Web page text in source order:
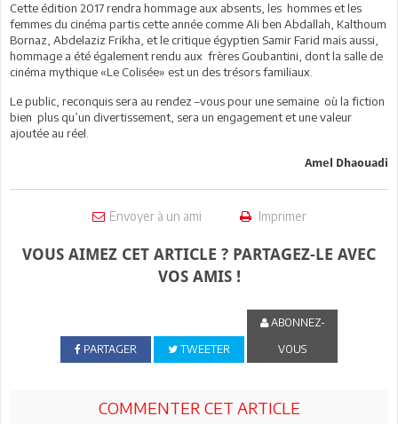
Cette édition 2017 rendra hommage aux absents, les hommes et les
femmes du cinéma partis cette année comme Ali ben Abdallah, Kalthoum
Bornaz, Abdelaziz Frikha, et le critique égyptien Samir Farid mais aussi,
hommage a été également rendu aux frères Goubantini, dont la salle de
cinéma mythique «Le Colisée» est un des trésors familiaux.
Le public, reconquis sera au rendez –vous pour une semaine où la fiction
bien plus qu’un divertissement, sera un engagement et une valeur
ajoutée au réel.
Amel Dhaouadi
Envoyer à un ami Imprimer
VOUS AIMEZ CET ARTICLE ? PARTAGEZ-LE AVEC
VOS AMIS !
PARTAGER TWEETER
ABONNEZ-
VOUS
COMMENTER CET ARTICLE